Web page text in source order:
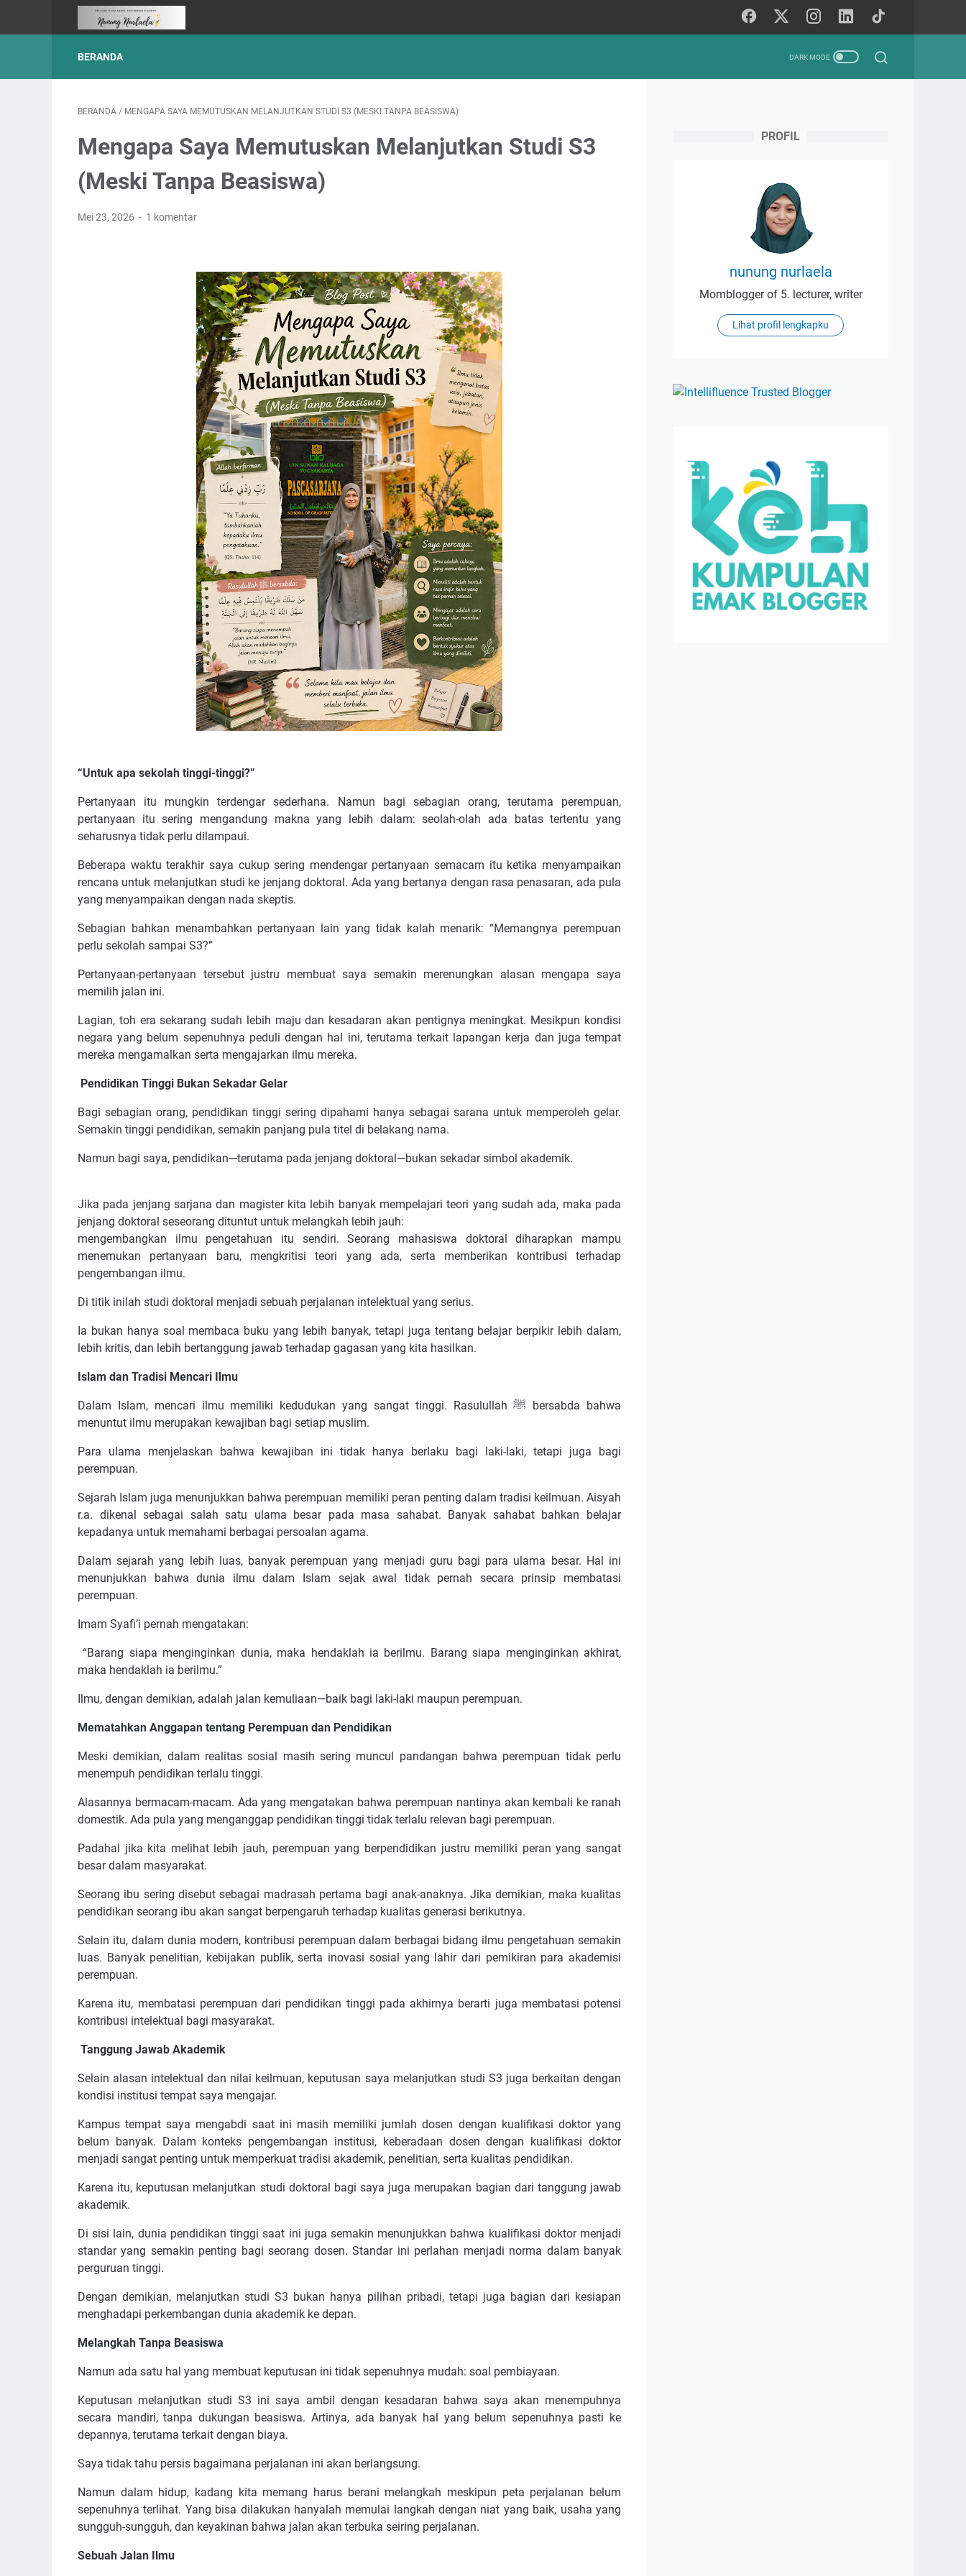
BERANDA
BERANDA / MENGAPA SAYA MEMUTUSKAN MELANJUTKAN STUDI S3 (MESKI TANPA BEASISWA)
Mengapa Saya Memutuskan Melanjutkan Studi S3
(Meski Tanpa Beasiswa)
Mei 23, 2026 1 komentar
“Untuk apa sekolah tinggi-tinggi?”
Pertanyaan itu mungkin terdengar sederhana. Namun bagi sebagian orang, terutama perempuan,
pertanyaan itu sering mengandung makna yang lebih dalam: seolah-olah ada batas tertentu yang
seharusnya tidak perlu dilampaui.
Beberapa waktu terakhir saya cukup sering mendengar pertanyaan semacam itu ketika menyampaikan
rencana untuk melanjutkan studi ke jenjang doktoral. Ada yang bertanya dengan rasa penasaran, ada pula
yang menyampaikan dengan nada skeptis.
Sebagian bahkan menambahkan pertanyaan lain yang tidak kalah menarik: “Memangnya perempuan
perlu sekolah sampai S3?”
Pertanyaan-pertanyaan tersebut justru membuat saya semakin merenungkan alasan mengapa saya
memilih jalan ini.
Lagian, toh era sekarang sudah lebih maju dan kesadaran akan pentignya meningkat. Mesikpun kondisi
negara yang belum sepenuhnya peduli dengan hal ini, terutama terkait lapangan kerja dan juga tempat
mereka mengamalkan serta mengajarkan ilmu mereka.
Pendidikan Tinggi Bukan Sekadar Gelar
Bagi sebagian orang, pendidikan tinggi sering dipahami hanya sebagai sarana untuk memperoleh gelar.
Semakin tinggi pendidikan, semakin panjang pula titel di belakang nama.
Namun bagi saya, pendidikan—terutama pada jenjang doktoral—bukan sekadar simbol akademik.
Jika pada jenjang sarjana dan magister kita lebih banyak mempelajari teori yang sudah ada, maka pada
jenjang doktoral seseorang dituntut untuk melangkah lebih jauh:
mengembangkan ilmu pengetahuan itu sendiri. Seorang mahasiswa doktoral diharapkan mampu
menemukan pertanyaan baru, mengkritisi teori yang ada, serta memberikan kontribusi terhadap
pengembangan ilmu.
Di titik inilah studi doktoral menjadi sebuah perjalanan intelektual yang serius.
Ia bukan hanya soal membaca buku yang lebih banyak, tetapi juga tentang belajar berpikir lebih dalam,
lebih kritis, dan lebih bertanggung jawab terhadap gagasan yang kita hasilkan.
Islam dan Tradisi Mencari Ilmu
Dalam Islam, mencari ilmu memiliki kedudukan yang sangat tinggi. Rasulullah ﷺ bersabda bahwa
menuntut ilmu merupakan kewajiban bagi setiap muslim.
Para ulama menjelaskan bahwa kewajiban ini tidak hanya berlaku bagi laki-laki, tetapi juga bagi
perempuan.
Sejarah Islam juga menunjukkan bahwa perempuan memiliki peran penting dalam tradisi keilmuan. Aisyah
r.a. dikenal sebagai salah satu ulama besar pada masa sahabat. Banyak sahabat bahkan belajar
kepadanya untuk memahami berbagai persoalan agama.
Dalam sejarah yang lebih luas, banyak perempuan yang menjadi guru bagi para ulama besar. Hal ini
menunjukkan bahwa dunia ilmu dalam Islam sejak awal tidak pernah secara prinsip membatasi
perempuan.
Imam Syafi’i pernah mengatakan:
“Barang siapa menginginkan dunia, maka hendaklah ia berilmu. Barang siapa menginginkan akhirat,
maka hendaklah ia berilmu.”
Ilmu, dengan demikian, adalah jalan kemuliaan—baik bagi laki-laki maupun perempuan.
Mematahkan Anggapan tentang Perempuan dan Pendidikan
Meski demikian, dalam realitas sosial masih sering muncul pandangan bahwa perempuan tidak perlu
menempuh pendidikan terlalu tinggi.
Alasannya bermacam-macam. Ada yang mengatakan bahwa perempuan nantinya akan kembali ke ranah
domestik. Ada pula yang menganggap pendidikan tinggi tidak terlalu relevan bagi perempuan.
Padahal jika kita melihat lebih jauh, perempuan yang berpendidikan justru memiliki peran yang sangat
besar dalam masyarakat.
Seorang ibu sering disebut sebagai madrasah pertama bagi anak-anaknya. Jika demikian, maka kualitas
pendidikan seorang ibu akan sangat berpengaruh terhadap kualitas generasi berikutnya.
Selain itu, dalam dunia modern, kontribusi perempuan dalam berbagai bidang ilmu pengetahuan semakin
luas. Banyak penelitian, kebijakan publik, serta inovasi sosial yang lahir dari pemikiran para akademisi
perempuan.
Karena itu, membatasi perempuan dari pendidikan tinggi pada akhirnya berarti juga membatasi potensi
kontribusi intelektual bagi masyarakat.
Tanggung Jawab Akademik
Selain alasan intelektual dan nilai keilmuan, keputusan saya melanjutkan studi S3 juga berkaitan dengan
kondisi institusi tempat saya mengajar.
Kampus tempat saya mengabdi saat ini masih memiliki jumlah dosen dengan kualifikasi doktor yang
belum banyak. Dalam konteks pengembangan institusi, keberadaan dosen dengan kualifikasi doktor
menjadi sangat penting untuk memperkuat tradisi akademik, penelitian, serta kualitas pendidikan.
Karena itu, keputusan melanjutkan studi doktoral bagi saya juga merupakan bagian dari tanggung jawab
akademik.
Di sisi lain, dunia pendidikan tinggi saat ini juga semakin menunjukkan bahwa kualifikasi doktor menjadi
standar yang semakin penting bagi seorang dosen. Standar ini perlahan menjadi norma dalam banyak
perguruan tinggi.
Dengan demikian, melanjutkan studi S3 bukan hanya pilihan pribadi, tetapi juga bagian dari kesiapan
menghadapi perkembangan dunia akademik ke depan.
Melangkah Tanpa Beasiswa
Namun ada satu hal yang membuat keputusan ini tidak sepenuhnya mudah: soal pembiayaan.
Keputusan melanjutkan studi S3 ini saya ambil dengan kesadaran bahwa saya akan menempuhnya
secara mandiri, tanpa dukungan beasiswa. Artinya, ada banyak hal yang belum sepenuhnya pasti ke
depannya, terutama terkait dengan biaya.
Saya tidak tahu persis bagaimana perjalanan ini akan berlangsung.
Namun dalam hidup, kadang kita memang harus berani melangkah meskipun peta perjalanan belum
sepenuhnya terlihat. Yang bisa dilakukan hanyalah memulai langkah dengan niat yang baik, usaha yang
sungguh-sungguh, dan keyakinan bahwa jalan akan terbuka seiring perjalanan.
Sebuah Jalan Ilmu
PROFIL
nunung nurlaela
Momblogger of 5. lecturer, writer
Lihat profil lengkapku